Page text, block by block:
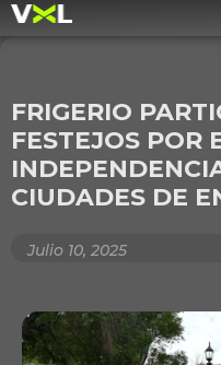
FRIGERIO
FESTEJOS POR
CIUDADES DE
Julio 10, 2025